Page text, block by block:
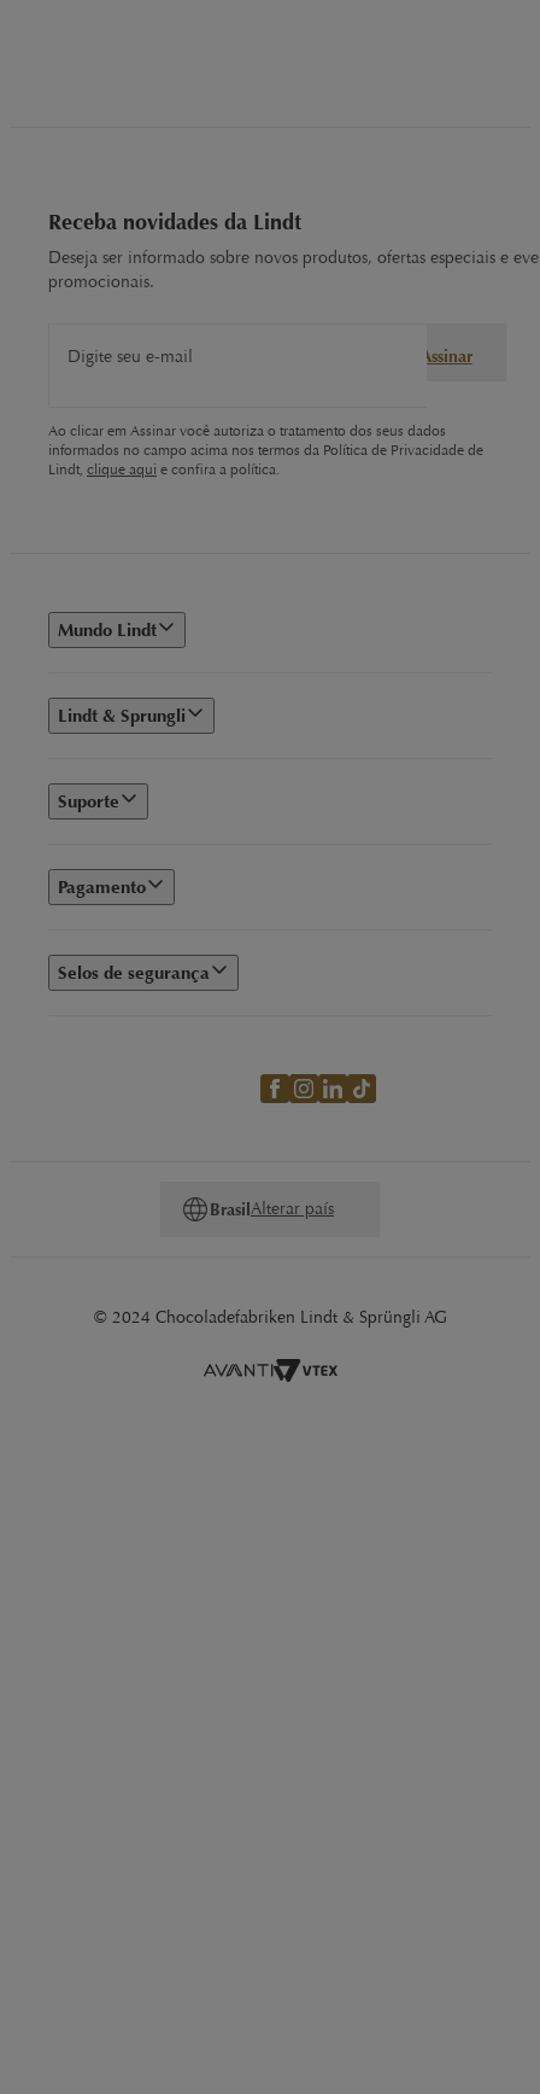
Receba novidades da Lindt
Deseja ser informado sobre novos produtos, ofertas especiais e
promocionais.
Digite seu e-mail Assinar
Ao clicar em Assinar você autoriza o tratamento dos seus dados
informados no campo acima nos termos da Política de Privacidade de
Lindt, clique aqui e confira a política.
Mundo Lindt
Lindt & Sprungli
Suporte
Pagamento
Selos de segurança
BrasilAlterar país
© 2024 Chocoladefabriken Lindt & Sprüngli AG